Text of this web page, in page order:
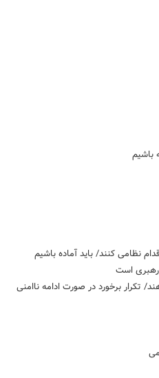
باشیم
نظامی کنند/ باید آماده باشیم
رهبری است
تکرار برخورد در صورت ادامه ناامنی